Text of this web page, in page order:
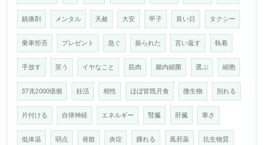
鎮痛剤 メンタル 天赦 大安 甲子 良い日 タクシー
乗車拒否 プレゼント 急ぐ 振られた 言い返す 執着
手放す 笑う イヤなこと 筋肉 腸内細菌 選ぶ 細胞
37兆2000億個 妊活 相性 ほぼ皆既月食 微生物 別れる
片付ける 自律神経 エネルギー 腎臓 肝臓 寒さ
低体温 弱点 発散 炎症 腫れる 風邪薬 抗生物質